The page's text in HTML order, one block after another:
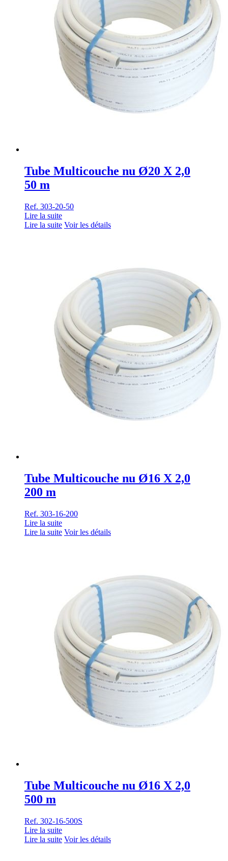
Tube Multicouche nu Ø20 X 2,0
50 m
Ref. 303-20-50
Lire la suite
Lire la suite Voir les détails
Tube Multicouche nu Ø16 X 2,0
200 m
Ref. 303-16-200
Lire la suite
Lire la suite Voir les détails
Tube Multicouche nu Ø16 X 2,0
500 m
Ref. 302-16-500S
Lire la suite
Lire la suite Voir les détails